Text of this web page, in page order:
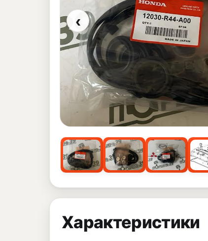
‹
Характеристики